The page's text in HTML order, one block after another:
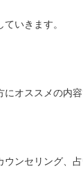
いきます。
オススメの内容
ウンセリング、